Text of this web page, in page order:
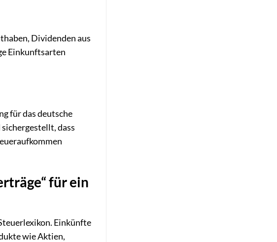
Dividenden aus
Einkunftsarten
für das deutsche
dass
für ein
Einkünfte
wie Aktien,